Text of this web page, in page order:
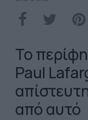
To
Paul
από αυτό